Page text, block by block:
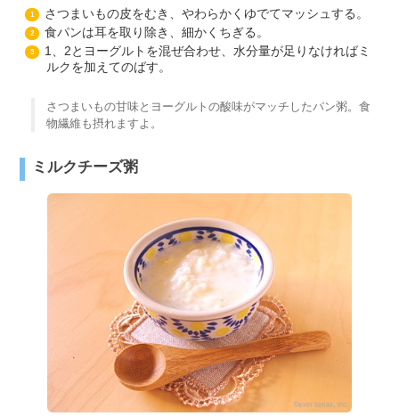
1 さつまいもの皮をむき、やわらかくゆでてマッシュする。
2 食パンは耳を取り除き、細かくちぎる。
3
1、2とヨーグルトを混ぜ合わせ、水分量が足りなければミ
ルクを加えてのばす。
さつまいもの甘味とヨーグルトの酸味がマッチしたパン粥。食
物繊維も摂れますよ。
ミルクチーズ粥